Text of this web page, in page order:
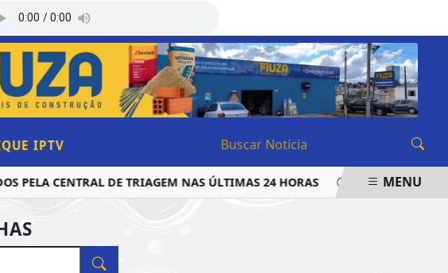
IPTV
PELA CENTRAL DE TRIAGEM NAS ÚLTIMAS 24 HORAS LAUDO APONTA
MENU